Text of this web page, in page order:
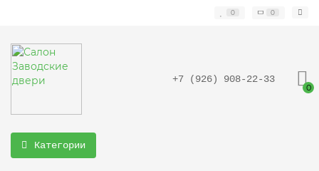
0 0
+7 (926) 908-22-33
0
Категории